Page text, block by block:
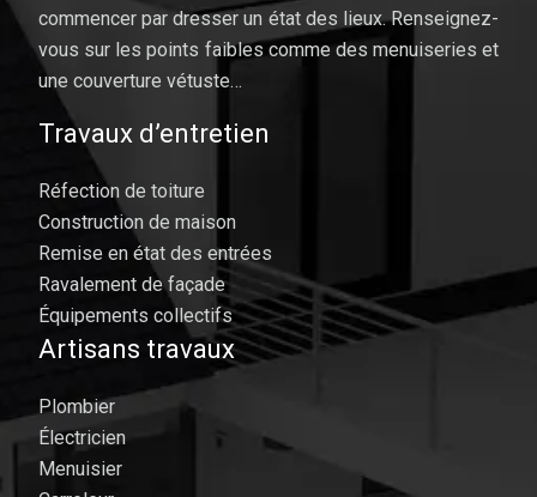
commencer par dresser un état des lieux. Renseignez-
vous sur les points faibles comme des menuiseries et
une couverture vétuste…
Travaux d’entretien
Réfection de toiture
Construction de maison
Remise en état des entrées
Ravalement de façade
Équipements collectifs
Artisans travaux
Plombier
Électricien
Menuisier